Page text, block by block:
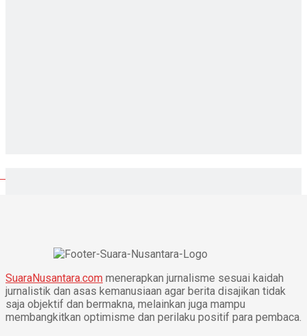
SuaraNusantara.com menerapkan jurnalisme sesuai kaidah
jurnalistik dan asas kemanusiaan agar berita disajikan tidak
saja objektif dan bermakna, melainkan juga mampu
membangkitkan optimisme dan perilaku positif para pembaca.